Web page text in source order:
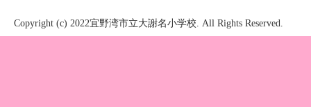
Copyright (c) 2022宜野湾市立大謝名小学校. All Rights Reserved.